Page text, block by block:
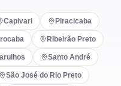
Capivari Piracicaba
Ribeirão Preto
Santo André
São José do Rio Preto